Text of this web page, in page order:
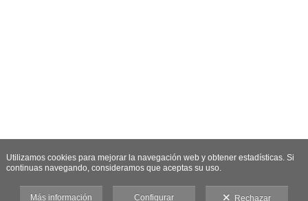
Utilizamos cookies para mejorar la navegación web y obtener estadísticas. Si
continuas navegando, consideramos que aceptas su uso.
Más información Configurar Rechazar